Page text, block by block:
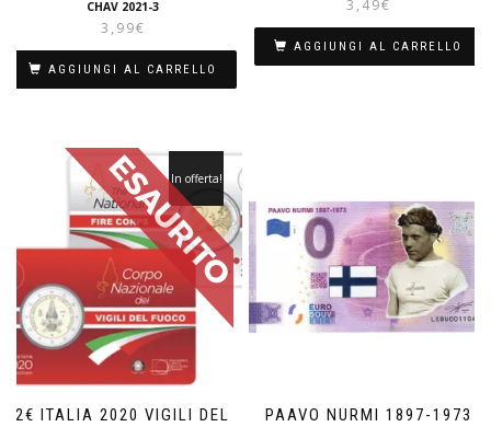
CHAV 2021-3
3,99€
AGGIUNGI AL CARRELLO
3,49€
AGGIUNGI AL CARRELLO
2€ ITALIA 2020 VIGILI DEL
In offerta!
PAAVO NURMI 1897-1973